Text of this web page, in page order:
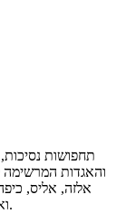
תחפושות
והאגדות המרשימה
אלזה, אליס,
ואפשרויות למידות גדולות, שיגרמו לך להרגיש קסומה.